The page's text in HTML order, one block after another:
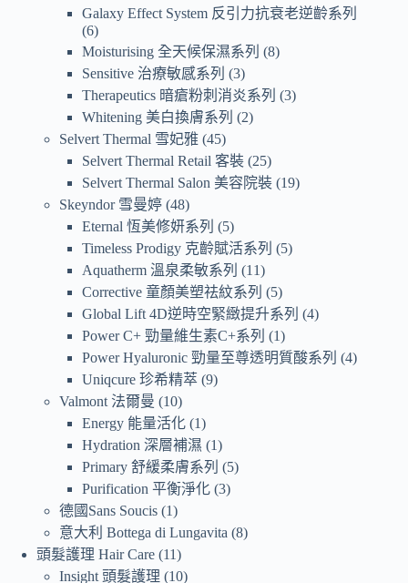
Galaxy Effect System 反引力抗衰老逆齡系列
6
Moisturising 全天候保濕系列
8
Sensitive 治療敏感系列
3
Therapeutics 暗瘡粉刺消炎系列
3
Whitening 美白換膚系列
2
Selvert Thermal 雪妃雅 45
Selvert Thermal Retail 客裝 25
Selvert Thermal Salon 美容院裝 19
Skeyndor 雪曼婷 48
Eternal 恆美修妍系列
5
Timeless Prodigy 克齡賦活系列
5
Aquatherm 溫泉柔敏系列
11
Corrective 童顏美塑祛紋系列
5
Global Lift 4D逆時空緊緻提升系列
4
Power C+ 勁量維生素C+系列
1
Power Hyaluronic 勁量至尊透明質酸系列
4
Uniqcure 珍希精萃 9
Valmont 法爾曼
10
Energy 能量活化 1
Hydration 深層補濕
1
Primary 舒緩柔膚系列
5
Purification 平衡淨化 3
德國Sans Soucis 1
意大利 Bottega di Lungavita 8
頭髮護理 Hair Care 11
Insight 頭髮護理
10